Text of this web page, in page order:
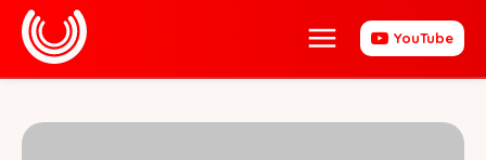
YouTube